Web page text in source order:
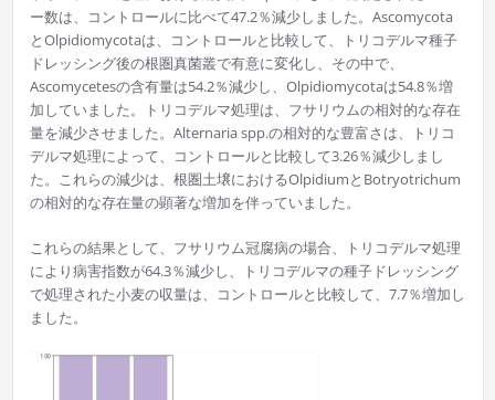
ー数は、コントロールに比べて47.2％減少しました。Ascomycota
とOlpidiomycotaは、コントロールと比較して、トリコデルマ種子
ドレッシング後の根圏真菌叢で有意に変化し、その中で、
Ascomycetesの含有量は54.2％減少し、Olpidiomycotaは54.8％増
加していました。トリコデルマ処理は、フサリウムの相対的な存在
量を減少させました。Alternaria spp.の相対的な豊富さは、トリコ
デルマ処理によって、コントロールと比較して3.26％減少しまし
た。これらの減少は、根圏土壌におけるOlpidiumとBotryotrichum
の相対的な存在量の顕著な増加を伴っていました。
これらの結果として、フサリウム冠腐病の場合、トリコデルマ処理
により病害指数が64.3％減少し、トリコデルマの種子ドレッシング
で処理された小麦の収量は、コントロールと比較して、7.7％増加し
ました。